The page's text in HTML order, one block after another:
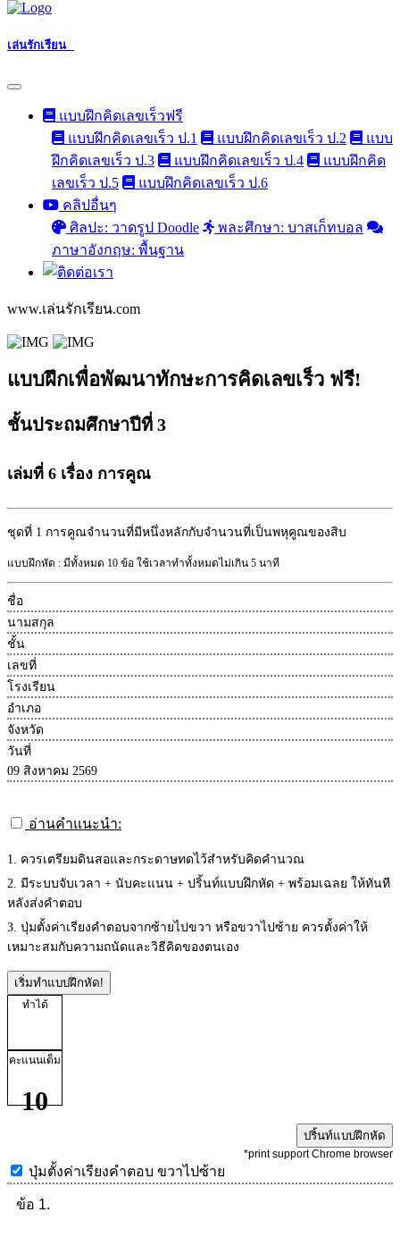
เล่นรักเรียน
แบบฝึกคิดเลขเร็วฟรี
แบบฝึกคิดเลขเร็ว ป.1
แบบฝึกคิดเลขเร็ว ป.2
แบบ
ฝึกคิดเลขเร็ว ป.3
แบบฝึกคิดเลขเร็ว ป.4
แบบฝึกคิด
เลขเร็ว ป.5
แบบฝึกคิดเลขเร็ว ป.6
คลิปอื่นๆ
ศิลปะ: วาดรูป Doodle
พละศึกษา: บาสเก็ทบอล
ภาษาอังกฤษ: พื้นฐาน
www.เล่นรักเรียน.com
แบบฝึกเพื่อพัฒนาทักษะการคิดเลขเร็ว ฟรี!
ชั้นประถมศึกษาปีที่ 3
เล่มที่ 6 เรื่อง การคูณ
ชุดที่ 1 การคูณจำนวนที่มีหนึ่งหลักกับจำนวนที่เป็นพหุคูณของสิบ
แบบฝึกหัด : มีทั้งหมด 10 ข้อ ใช้เวลาทำทั้งหมดไม่เกิน 5 นาที
ชื่อ
นามสกุล
ชั้น
เลขที่
โรงเรียน
อำเภอ
จังหวัด
วันที่
09 สิงหาคม 2569
อ่านคำแนะนำ:
1. ควรเตรียมดินสอและกระดาษทดไว้สำหรับคิดคำนวณ
2. มีระบบจับเวลา + นับคะแนน + ปริ้นท์แบบฝึกหัด + พร้อมเฉลย ให้ทันที
หลังส่งคำตอบ
3. ปุ่มตั้งค่าเรียงคำตอบจากซ้ายไปขวา หรือขวาไปซ้าย ควรตั้งค่าให้
เหมาะสมกับความถนัดและวิธีคิดของตนเอง
เริ่มทำแบบฝึกหัด!
ทำได้
คะแนนเต็ม
10
ปริ้นท์แบบฝึกหัด
*print support Chrome browser
ปุ่มตั้งค่าเรียงคำตอบ ขวาไปซ้าย
ข้อ 1.